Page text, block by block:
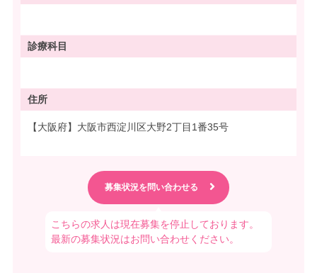
診療科目
住所
【大阪府】大阪市西淀川区大野2丁目1番35号
こちらの求人は現在募集を停止しております。
最新の募集状況はお問い合わせください。